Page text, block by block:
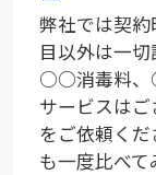
弊社では契
目以外は一切
○○消毒料、
サービスは
をご依頼く
も一度比べて